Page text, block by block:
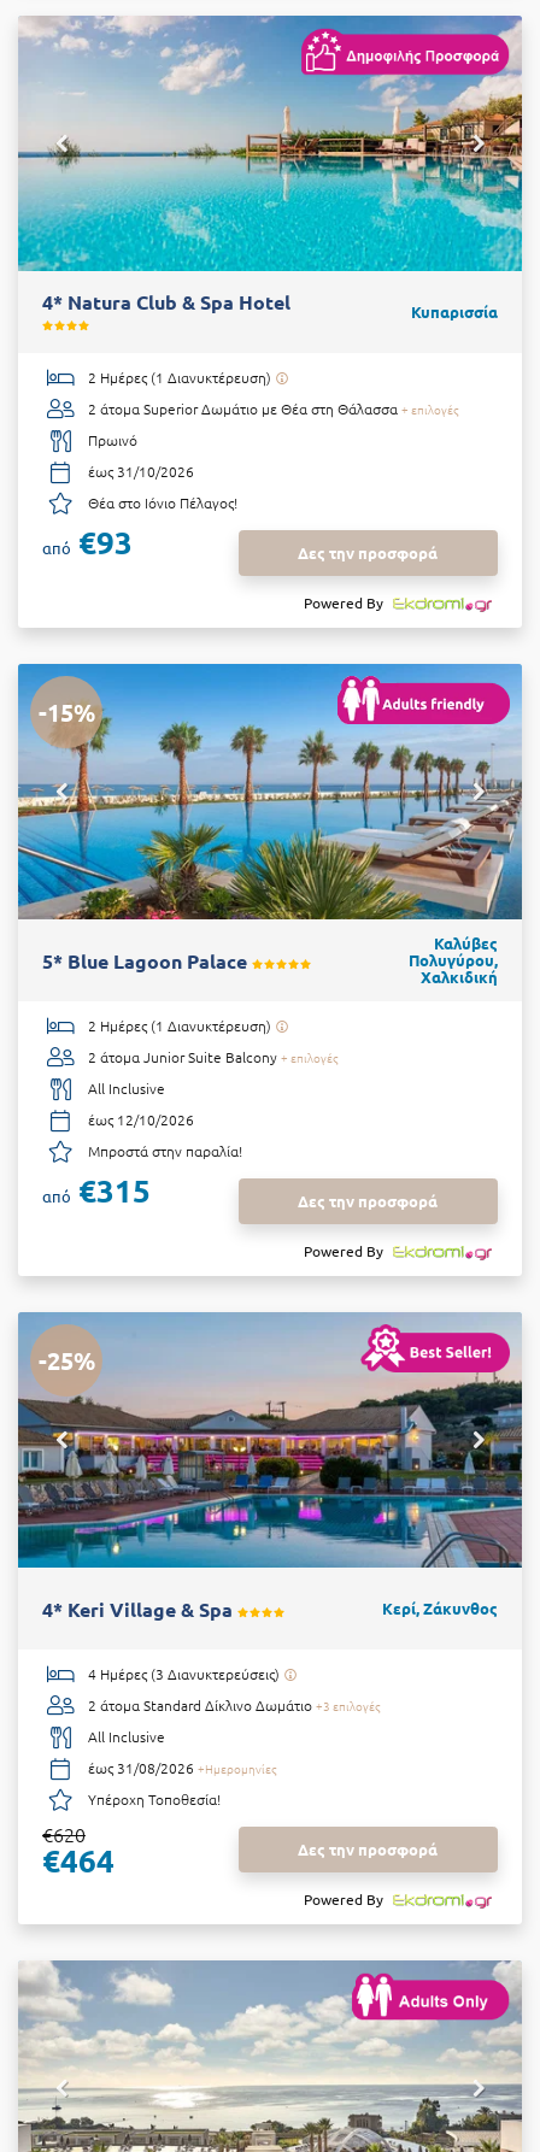
4* Natura Club & Spa Hotel Κυπαρισσία
2 Ημέρες (1 Διανυκτέρευση)
2 άτομαSuperior Δωμάτιο με Θέα στη Θάλασσα + επιλογές
Πρωινό
έως 31/10/2026
Θέα στο Ιόνιο Πέλαγος!
από €93 Δες την προσφορά
Powered By
-15%
5* Blue Lagoon Palace
Καλύβες
Πολυγύρου,
Χαλκιδική
2 Ημέρες (1 Διανυκτέρευση)
2 άτομαJunior Suite Balcony + επιλογές
All Inclusive
έως 12/10/2026
Μπροστά στην παραλία!
από €315 Δες την προσφορά
Powered By
-25%
4* Keri Village & Spa Κερί, Ζάκυνθος
4 Ημέρες (3 Διανυκτερεύσεις)
2 άτομαStandard Δίκλινο Δωμάτιο +3 επιλογές
All Inclusive
έως 31/08/2026 +Ημερομηνίες
Υπέροχη Τοποθεσία!
€620
€464 Δες την προσφορά
Powered By